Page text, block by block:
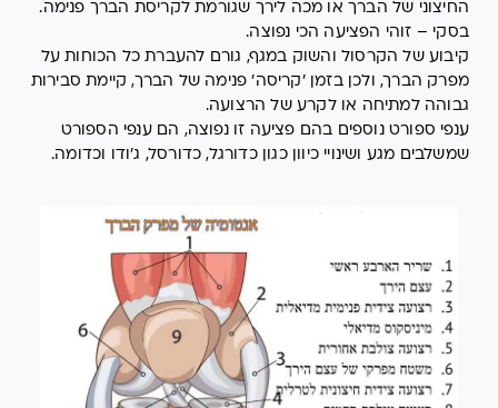
החיצוני של הברך או מכה לירך שגורמת לקריסת הברך פנימה.
בסקי – זוהי הפציעה הכי נפוצה.
קיבוע של הקרסול והשוק במגף, גורם להעברת כל הכוחות על
מפרק הברך, ולכן בזמן 'קריסה' פנימה של הברך, קיימת סבירות
גבוהה למתיחה או לקרע של הרצועה.
ענפי ספורט נוספים בהם פציעה זו נפוצה, הם ענפי הספורט
שמשלבים מגע ושינויי כיוון כגון כדורגל, כדורסל, ג'ודו וכדומה.